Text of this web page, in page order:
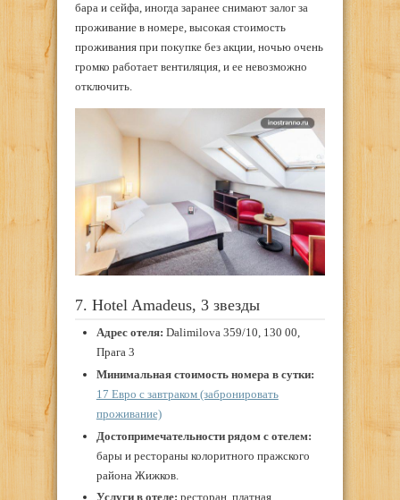
бара и сейфа, иногда заранее снимают залог за
проживание в номере, высокая стоимость
проживания при покупке без акции, ночью очень
громко работает вентиляция, и ее невозможно
отключить.
7. Hotel Amadeus, 3 звезды
Адрес отеля: Dalimilova 359/10, 130 00,
Прага 3
Минимальная стоимость номера в сутки:
17 Евро с завтраком (забронировать
проживание)
Достопримечательности рядом с отелем:
бары и рестораны колоритного пражского
района Жижков.
Услуги в отеле: ресторан, платная